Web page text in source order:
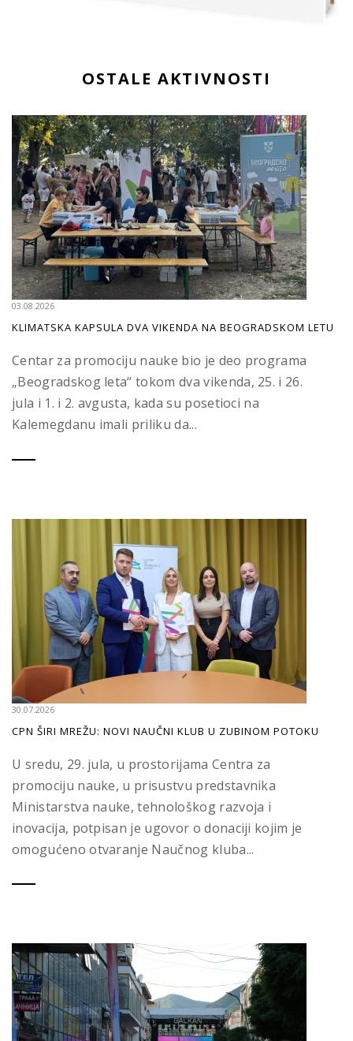
OSTALE AKTIVNOSTI
03.08.2026
KLIMATSKA KAPSULA DVA VIKENDA NA BEOGRADSKOM LETU
Centar za promociju nauke bio je deo programa
„Beogradskog leta“ tokom dva vikenda, 25. i 26.
jula i 1. i 2. avgusta, kada su posetioci na
Kalemegdanu imali priliku da...
30.07.2026
CPN ŠIRI MREŽU: NOVI NAUČNI KLUB U ZUBINOM POTOKU
U sredu, 29. jula, u prostorijama Centra za
promociju nauke, u prisustvu predstavnika
Ministarstva nauke, tehnološkog razvoja i
inovacija, potpisan je ugovor o donaciji kojim je
omogućeno otvaranje Naučnog kluba...